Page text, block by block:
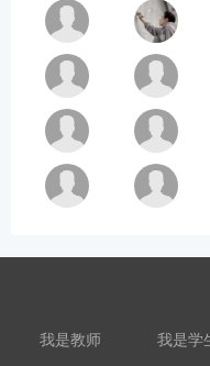
我是教师 我是学